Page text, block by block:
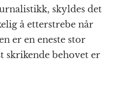
skyldes det
å etterstrebe når
er en eneste stor
skrikende behovet er